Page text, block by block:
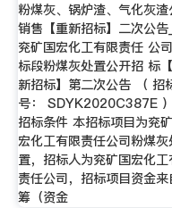
粉煤灰、锅炉渣、气化灰渣
销售【重新招标】二次公告
兖矿国宏化工有限责任 公
标段粉煤灰处置公开招 标
新招标】第二次公告 （ 招
号： SDYK2020C387E
招标条件 本招标项目为兖
宏化工有限责任公司粉煤灰
置，招标人为兖矿国宏化工
责任公司，招标项目资金来
筹（资金